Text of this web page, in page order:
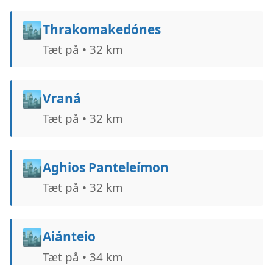
🏙️Thrakomakedónes
Tæt på • 32 km
🏙️Vraná
Tæt på • 32 km
🏙️Aghios Panteleímon
Tæt på • 32 km
🏙️Aiánteio
Tæt på • 34 km